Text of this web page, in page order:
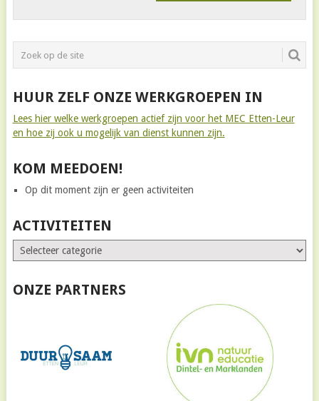
HUUR ZELF ONZE WERKGROEPEN IN
Lees hier welke werkgroepen actief zijn voor het MEC Etten-Leur
en hoe zij ook u mogelijk van dienst kunnen zijn.
KOM MEEDOEN!
Op dit moment zijn er geen activiteiten
ACTIVITEITEN
ONZE PARTNERS